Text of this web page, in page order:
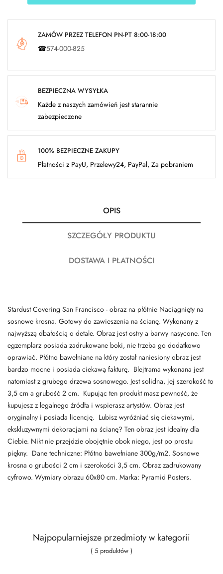
ZAMÓW PRZEZ TELEFON PN-PT 8:00-18:00
☎574-000-825
BEZPIECZNA WYSYŁKA
Każde z naszych zamówień jest starannie
zabezpieczone
100% BEZPIECZNE ZAKUPY
Płatności z PayU, Przelewy24, PayPal, Za pobraniem
OPIS
SZCZEGÓŁY PRODUKTU
DOSTAWA I PŁATNOŚCI
Stardust Covering San Francisco - obraz na płótnie Naciągnięty na
sosnowe krosna. Gotowy do zawieszenia na ścianę. Wykonany z
najwyższą dbałością o detale. Obraz jest ostry a barwy nasycone. Ten
egzemplarz posiada zadrukowane boki, nie trzeba go dodatkowo
oprawiać. Płótno bawełniane na który został naniesiony obraz jest
bardzo mocne i posiada ciekawą fakturę. Blejtrama wykonana jest
natomiast z grubego drzewa sosnowego. Jest solidna, jej szerokość to
3,5 cm a grubość 2 cm. Kupując ten produkt masz pewność, że
kupujesz z legalnego źródła i wspierasz artystów. Obraz jest
oryginalny i posiada licencję. Lubisz wyróżniać się ciekawymi,
ekskluzywnymi dekoracjami na ścianę? Ten obraz jest idealny dla
Ciebie. Nikt nie przejdzie obojętnie obok niego, jest po prostu
piękny. Dane techniczne: Płótno bawełniane 300g/m2. Sosnowe
krosna o grubości 2 cm i szerokości 3,5 cm. Obraz zadrukowany
cyfrowo. Wymiary obrazu 60x80 cm. Marka: Pyramid Posters.
Najpopularniejsze przedmioty w kategorii
( 5 produktów )